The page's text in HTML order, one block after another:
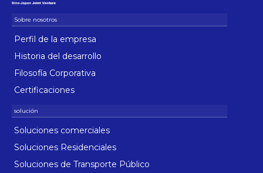
Perfil de la empresa
Historia del desarrollo
Filosofía Corporativa
Certificaciones
Soluciones comerciales
Soluciones Residenciales
Soluciones de Transporte Público